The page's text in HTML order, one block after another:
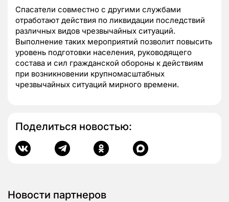
Спасатели совместно с другими службами
отработают действия по ликвидации последствий
различных видов чрезвычайных ситуаций.
Выполнение таких мероприятий позволит повысить
уровень подготовки населения, руководящего
состава и сил гражданской обороны к действиям
при возникновении крупномасштабных
чрезвычайных ситуаций мирного времени.
Поделиться новостью:
Новости партнеров